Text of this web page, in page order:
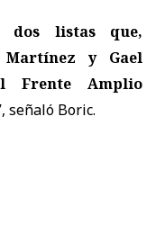
dos listas que,
Martínez y Gael
Frente Amplio
señaló Boric.